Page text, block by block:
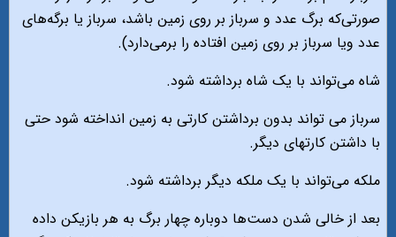
صورتی‌که برگ عدد و سرباز بر روی زمین باشد، سرباز یا برگه‌های
عدد ویا سرباز بر روی زمین افتاده را برمی‌دارد).
شاه می‌تواند با یک شاه برداشته شود.
سرباز می تواند بدون برداشتن کارتی به زمین انداخته شود حتی
با داشتن کارتهای دیگر.
ملکه می‌تواند با یک ملکه دیگر برداشته شود.
بعد از خالی شدن دست‌ها دوباره چهار برگ به هر بازیکن داده